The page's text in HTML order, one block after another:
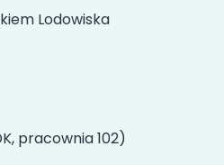
Lodowiska
pracownia 102)